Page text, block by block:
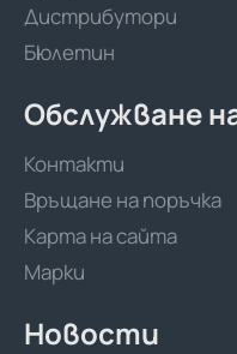
Дистрибутори
Бюлетин
Обслужване
Контакти
Връщане на поръчка
Карта на сайта
Марки
Новости